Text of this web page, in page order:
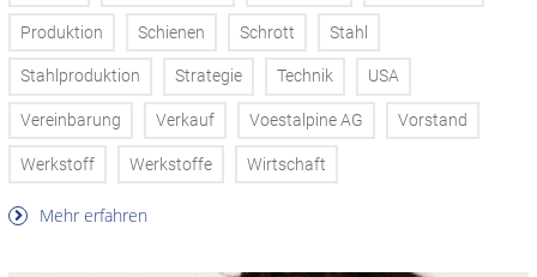
Produktion Schienen Schrott Stahl
Stahlproduktion Strategie Technik USA
Vereinbarung Verkauf Voestalpine AG Vorstand
Werkstoff Werkstoffe Wirtschaft
Mehr erfahren